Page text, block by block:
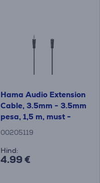
Hama Audio Extension
Cable, 3.5mm - 3.5mm
pesa, 1,5 m, must -
Kaabel
00205119
Hind:
4.99 €